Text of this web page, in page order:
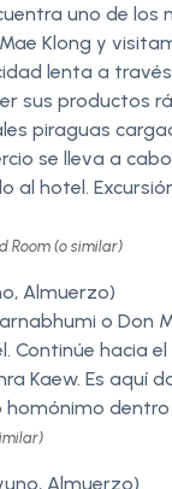
uno de
Klong y
lenta a
sus productos
piraguas
se lleva a
al hotel.
Room (o similar)
Almuerzo)
o Don
Continúe hacia
Kaew. Es aquí
dentro
Almuerzo)